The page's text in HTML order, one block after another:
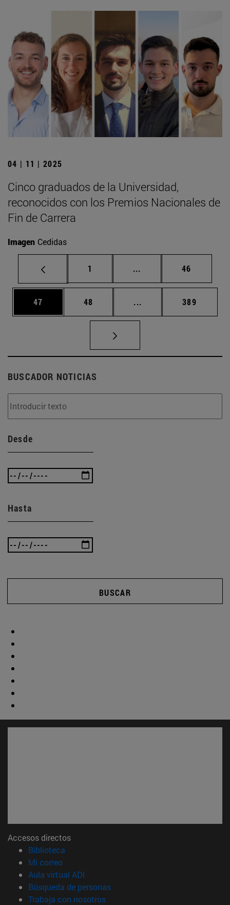
04 | 11 | 2025
Cinco graduados de la Universidad,
reconocidos con los Premios Nacionales de
Fin de Carrera
Imagen Cedidas
Página
1 ... Páginas intermedias
Página
46
Página
47 Página
48 ... Páginas intermedias
Página
389
BUSCADOR NOTICIAS
Desde
Hasta
BUSCAR
Accesos directos
Biblioteca
Mi correo(abre en nueva ventana)
Aula virtual ADI
Búsqueda de personas(abre en nueva ventana)
Trabaja con nosotros(abre en nueva ventana)